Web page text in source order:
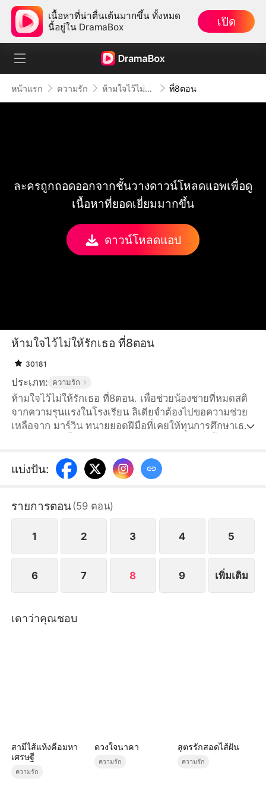
เนื้อหาที่น่าตื่นเต้นมากขึ้น ทั้งหมด
นี้อยู่ใน DramaBox
เปิด
หน้าแรก ความรัก ห้ามใจไว้ไม่ให้รักเธอ ที่8ตอน
ละครถูกถอดออกจากชั้นวางดาวน์โหลดแอพเพื่อดู
เนื้อหาที่ยอดเยี่ยมมากขึ้น
ดาวน์โหลดแอป
ห้ามใจไว้ไม่ให้รักเธอ ที่8ตอน
30181
ประเภท: ความรัก
ห้ามใจไว้ไม่ให้รักเธอ ที่8ตอน. เพื่อช่วยน้องชายที่หมดสติ
จากความรุนแรงในโรงเรียน ลิเดียจำต้องไปขอความช่วย
เหลือจาก มาร์วิน ทนายยอดฝีมือที่เคยให้ทุนการศึกษาเธอ
ปรารถนา การใช้ประโยชน์และการชดใช้ มาร์วินที่
ภายนอกดูเย็นชาและพูดจาเชือดเฉือน แต่ลับหลังกลับเป็น
อิทธิพลของตระกูลอัครนันท์ และช่วยให้เธอพ้นจากวิกฤติ
ครั้งแล้วครั้งเล่า
แบ่งปัน:
รายการตอน(59 ตอน)
1 2 3 4 5
6 7 8 9 เพิ่มเติม
เดาว่าคุณชอบ
สามีไส้แห้งคือมหา
เศรษฐี
ความรัก
ดวงใจนาคา
ความรัก
สูตรรักสอดไส้ฝัน
ความรัก